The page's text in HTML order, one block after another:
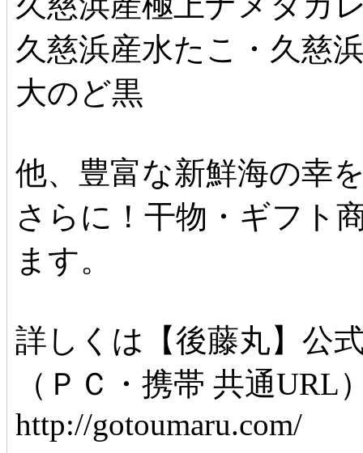
久慈浜産水たこ・久慈
大のど黒
他、豊富な新鮮海の幸
さらに！干物・ギフト
ます。
詳しくは【後藤丸】公
（ＰＣ・携帯 共通URL
http://gotoumaru.com/